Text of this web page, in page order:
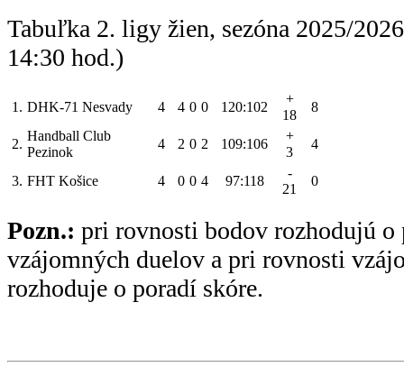
Tabuľka 2. ligy žien, sezóna 2025/
14:30 hod.)
1. DHK-71 Nesvady 4 4 0 0 120:102
+
18
8
2.
Handball Club
Pezinok
4 2 0 2 109:106
+
3
4
3. FHT Košice 4 0 0 4 97:118
-
21
0
Pozn.: pri rovnosti bodov rozhodujú o
vzájomných duelov a pri rovnosti
rozhoduje o poradí skóre.